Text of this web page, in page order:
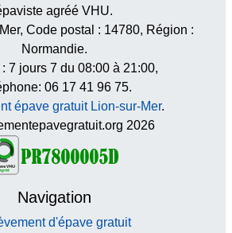
agréé VHU.
, Code postal : 14780, Région :
Normandie.
7 jours 7 du 08:00 à 21:00,
06 17 41 96 75.
épave gratuit Lion-sur-Mer.
2026
Navigation
d'épave gratuit